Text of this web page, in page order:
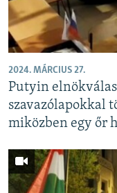
2024. MÁRCIUS 27.
Putyin
szavazólapokkal
miközben egy őr